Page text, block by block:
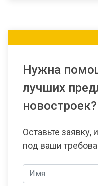
Нужна
лучших
новостроек?
Оставьте
под ваши